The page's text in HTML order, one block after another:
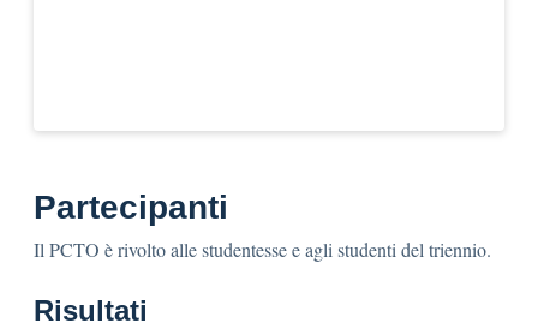
Partecipanti
Il PCTO è rivolto alle studentesse e agli studenti del triennio.
Risultati